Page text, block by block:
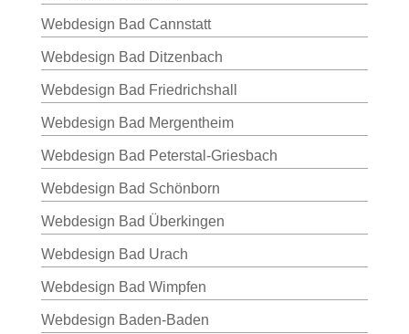
Webdesign Bad Cannstatt
Webdesign Bad Ditzenbach
Webdesign Bad Friedrichshall
Webdesign Bad Mergentheim
Webdesign Bad Peterstal-Griesbach
Webdesign Bad Schönborn
Webdesign Bad Überkingen
Webdesign Bad Urach
Webdesign Bad Wimpfen
Webdesign Baden-Baden